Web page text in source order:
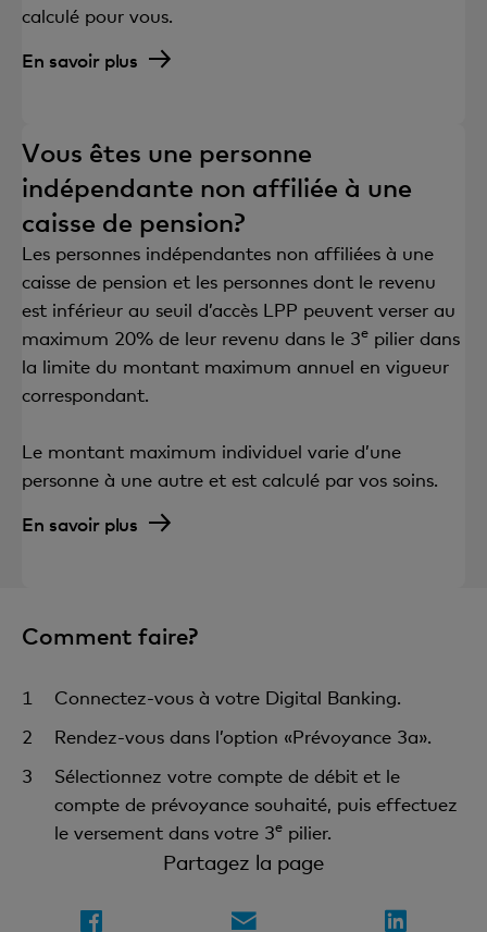
calculé pour vous.
En savoir plus
Vous êtes une personne
indépendante non affiliée à une
caisse de pension?
Les personnes indépendantes non affiliées à une
caisse de pension et les personnes dont le revenu
est inférieur au seuil d’accès LPP peuvent verser au
maximum 20% de leur revenu dans le 3e pilier dans
la limite du montant maximum annuel en vigueur
correspondant.
Le montant maximum individuel varie d’une
personne à une autre et est calculé par vos soins.
En savoir plus
Comment faire?
Connectez-vous à votre Digital Banking.
Rendez-vous dans l’option «Prévoyance 3a».
Sélectionnez votre compte de débit et le
compte de prévoyance souhaité, puis effectuez
le versement dans votre 3e pilier.
Partagez la page